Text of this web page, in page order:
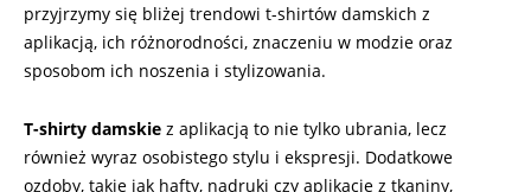
przyjrzymy się bliżej trendowi t-shirtów damskich z
aplikacją, ich różnorodności, znaczeniu w modzie oraz
sposobom ich noszenia i stylizowania.
T-shirty damskie z aplikacją to nie tylko ubrania, lecz
również wyraz osobistego stylu i ekspresji. Dodatkowe
ozdoby, takie jak hafty, nadruki czy aplikacje z tkaniny,